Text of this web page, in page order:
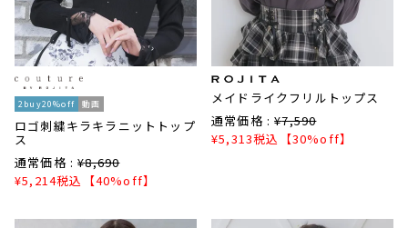
2buy20%off 動画
ロゴ刺繍キラキラニットトップ
ス
通常価格 : ¥8,690
¥5,214税込 【40%off】
メイドライクフリルトップス
通常価格 : ¥7,590
¥5,313税込 【30%off】